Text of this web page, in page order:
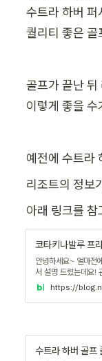
수트라 하버
퀄리티 좋은 골
골프가 끝난
이렇게 좋을 수
예전에 수트라
리조트의 정보
아래 링크를
코타키나발루 프
안녕하세요~ 얼마전
서 설명 드렸는데요!
https://
수트라 하버 골프